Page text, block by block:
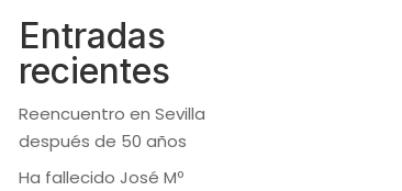
Entradas
recientes
Reencuentro en Sevilla
después de 50 años
Ha fallecido José Mº